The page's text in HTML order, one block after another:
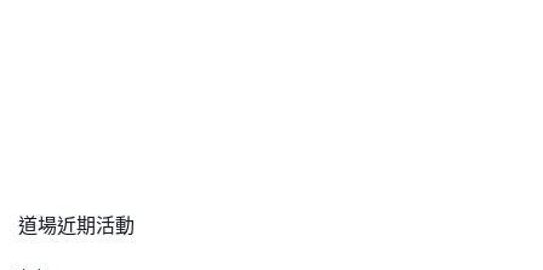
道場近期活動